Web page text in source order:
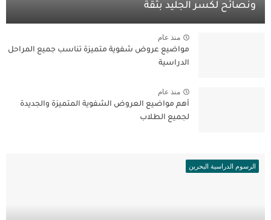
ونصائح لكسر الجليد بثقة
منذ عام
مواضيع عروض شفوية متميزة تناسب جميع المراحل
الدراسية
منذ عام
أهم مواضيع العروض الشفوية المتميزة والجديدة
لجميع الطلاب
الرسوم الدراسية البحرين